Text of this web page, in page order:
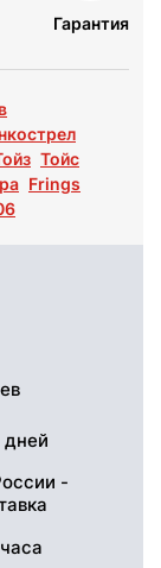
Гарантия
Тойс
Frings
дней
-